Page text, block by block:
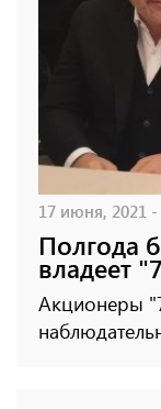
17 июня, 2021 -
Полгода
владеет
Акционеры